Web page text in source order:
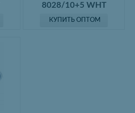
8028/10+5 WHT
КУПИТЬ ОПТОМ